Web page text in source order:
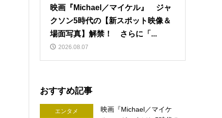
映画『Michael／マイケル』 ジャ
クソン5時代の【新スポット映像＆
場面写真】解禁！ さらに「...
2026.08.07
おすすめ記事
エンタメ
映画『Michael／マイケ